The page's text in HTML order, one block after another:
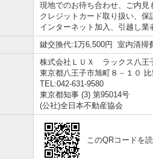
現地でのお待ち合わせ、ご内
クレジットカード取り扱い、保
インターネット加入、引越し業
鍵交換代:1万6,500円 室内清掃
株式会社ＬＵＸ ラックス八王
東京都八王子市旭町８－１０
TEL:042-631-9580
東京都知事 (3) 第95014号
(公社)全日本不動産協会
このQRコードを